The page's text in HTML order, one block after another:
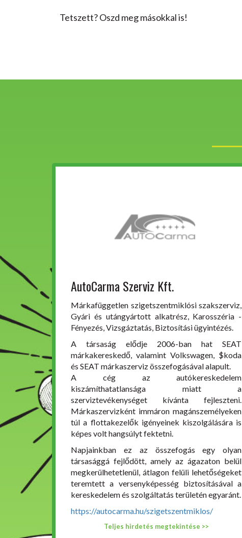
Tetszett? Oszd meg másokkal is!
AutoCarma Szerviz Kft.
Márkafüggetlen szigetszentmiklósi szakszerviz,
Gyári és utángyártott alkatrész, Karosszéria -
Fényezés, Vizsgáztatás, Biztosítási ügyintézés.
A társaság elődje 2006-ban hat SEAT
márkakereskedő, valamint Volkswagen, $koda
és SEAT márkaszerviz összefogásával alapult.
A cég az autókereskedelem
kiszámíthatatlansága miatt a
szerviztevékenységet kívánta fejleszteni.
Márkaszervizként immáron magánszemélyeken
túl a flottakezelők igényeinek kiszolgálására is
képes volt hangsúlyt fektetni.
Napjainkban ez az összefogás egy olyan
társasággá fejlődött, amely az ágazaton belül
megkerülhetetlenül, átlagon felüli lehetőségeket
teremtett a versenyképesség biztosításával a
kereskedelem és szolgáltatás területén egyaránt.
https://autocarma.hu/szigetszentmiklos/
Teljes hirdetés megtekintése >>